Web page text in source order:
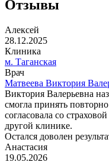
Отзывы
Алексей
28.12.2025
Клиника
м. Таганская
Врач
Матвеева Виктория
Виктория Валерьевна
смогла принять повторно
согласовала со
другой клинике.
Остался доволен
Анастасия
19.05.2026